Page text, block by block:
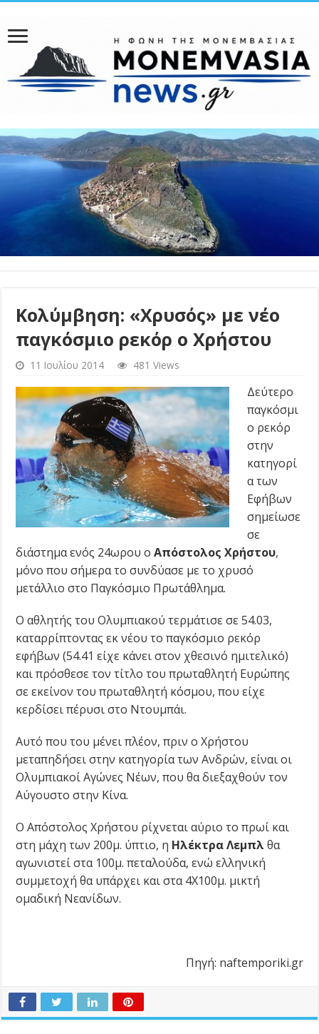
Κολύμβηση: «Χρυσός» με νέο
παγκόσμιο ρεκόρ ο Χρήστου
11 Ιουλίου 2014 481 Views
Δεύτερο
παγκόσμι
ο ρεκόρ
στην
κατηγορί
α των
Εφήβων
σημείωσε
σε
διάστημα ενός 24ωρου οΑπόστολος Χρήστου,
μόνο που σήμερα το συνδύασε με το χρυσό
μετάλλιο στο Παγκόσμιο Πρωτάθλημα.
Ο αθλητής του Ολυμπιακού τερμάτισε σε 54.03,
καταρρίπτοντας εκ νέου το παγκόσμιο ρεκόρ
εφήβων (54.41 είχε κάνει στον χθεσινό ημιτελικό)
και πρόσθεσε τον τίτλο του πρωταθλητή Ευρώπης
σε εκείνον του πρωταθλητή κόσμου, που είχε
κερδίσει πέρυσι στο Ντουμπάι.
Αυτό που του μένει πλέον, πριν ο Χρήστου
μεταπηδήσει στην κατηγορία των Ανδρών, είναι οι
Ολυμπιακοί Αγώνες Νέων, που θα διεξαχθούν τον
Αύγουστο στην Κίνα.
Ο Απόστολος Χρήστου ρίχνεται αύριο το πρωί και
στη μάχη των 200μ. ύπτιο, η Ηλέκτρα Λεμπλ θα
αγωνιστεί στα 100μ. πεταλούδα, ενώ ελληνική
συμμετοχή θα υπάρχει και στα 4Χ100μ. μικτή
ομαδική Νεανίδων.
Πηγή: naftemporiki.gr